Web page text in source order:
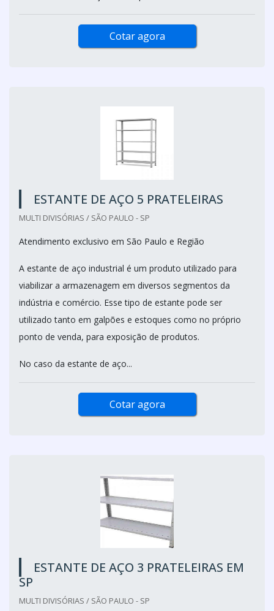
Cotar agora
ESTANTE DE AÇO 5 PRATELEIRAS
MULTI DIVISÓRIAS / SÃO PAULO - SP
Atendimento exclusivo em São Paulo e Região
A estante de aço industrial é um produto utilizado para
viabilizar a armazenagem em diversos segmentos da
indústria e comércio. Esse tipo de estante pode ser
utilizado tanto em galpões e estoques como no próprio
ponto de venda, para exposição de produtos.
No caso da estante de aço...
Cotar agora
ESTANTE DE AÇO 3 PRATELEIRAS EM
SP
MULTI DIVISÓRIAS / SÃO PAULO - SP